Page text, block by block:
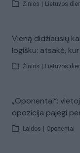
Žinios Lietuvos
Vieną didžiausių
logišku: atsakė,
Žinios Lietuvos
„Oponentai“:
opozicija pajėgi
Laidos Oponentai